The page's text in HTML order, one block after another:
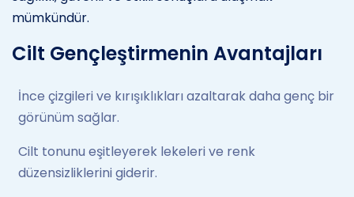
mümkündür.
Cilt Gençleştirmenin Avantajları
İnce çizgileri ve kırışıklıkları azaltarak daha genç bir
görünüm sağlar.
Cilt tonunu eşitleyerek lekeleri ve renk
düzensizliklerini giderir.